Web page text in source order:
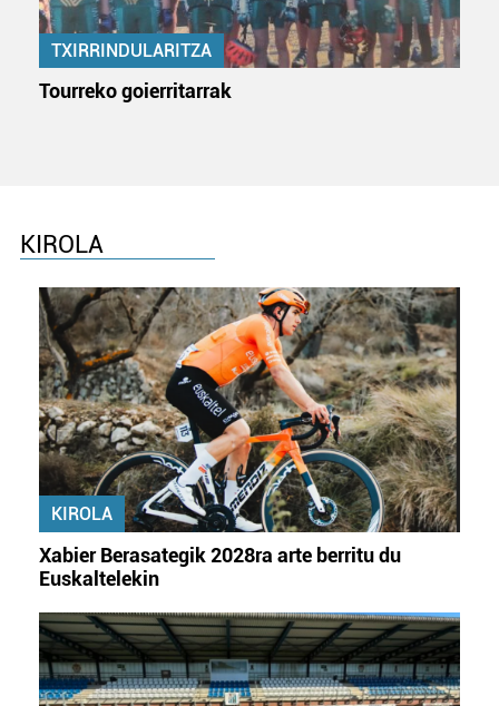
TXIRRINDULARITZA
Tourreko goierritarrak
KIROLA
KIROLA
Xabier Berasategik 2028ra arte berritu du
Euskaltelekin